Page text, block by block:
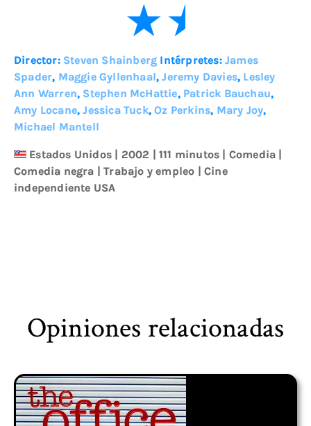
Director: Steven Shainberg Intérpretes:James
Spader, Maggie Gyllenhaal,Jeremy Davies, Lesley
Ann Warren, Stephen McHattie, Patrick Bauchau,
Amy Locane,Jessica Tuck,Oz Perkins, Mary Joy,
Michael Mantell
Estados Unidos | 2002 | 111 minutos | Comedia |
Comedia negra |Trabajo y empleo |Cine
independiente USA
Opiniones relacionadas